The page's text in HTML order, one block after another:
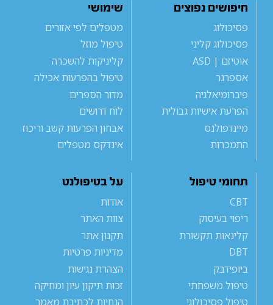
חיפושים נפוצים
פסיכולוג
פסיכולוג קליני
אוטיזם | ASD
אספרגר
פיברומיאלגיה
הפרעת אישיות גבולית
מיינדפולנס
התמכרות
שימושי
מטפלים לפי אזורים
טיפול מוזל
קליניקות להשכרה
טיפול בהפרעות אכילה
מדור הספרים
לוח דרושים
אבחון הפרעות קשב וריכוז
אינדקס מטפלים
תחומי טיפול
CBT
ריפוי בעיסוק
קלינאות תקשורת
DBT
ביופידבק
טיפול משפחתי
טיפול פסיכולוגי
על בטיפולנט
אודות
צוות האתר
תקנון אתר
מדיניות פרטיות
הצהרת נגישות
זכות תיקון עיון ומחיקה
הנחיות לכתיבת מאמר